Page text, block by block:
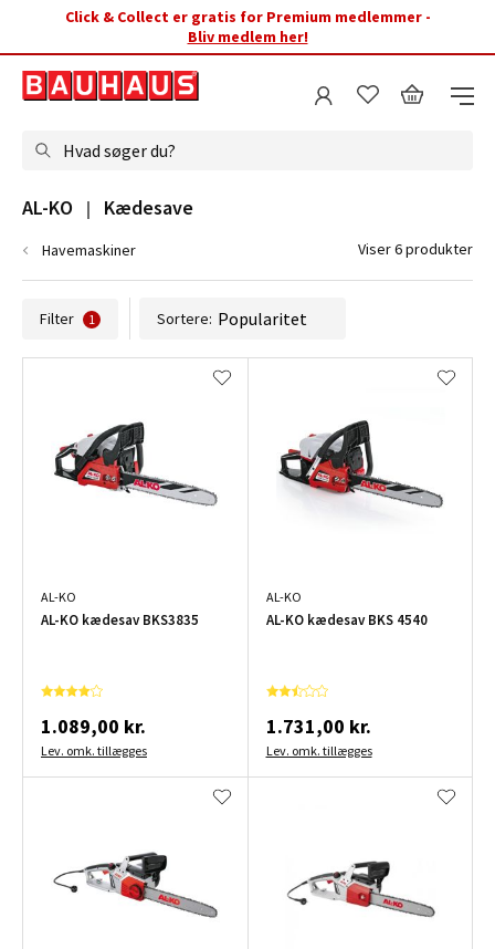
Click & Collect er gratis for Premium medlemmer -
Bliv medlem her!
Hvad søger du?
Filter 1 Sortere:
AL-KO
AL-KO kædesav BKS3835
1.089,00 kr.
Lev. omk. tillægges
AL-KO
AL-KO kædesav BKS 4540
1.731,00 kr.
Lev. omk. tillægges
AL-KO   |   Kædesave
Havemaskiner Viser 6 produkter